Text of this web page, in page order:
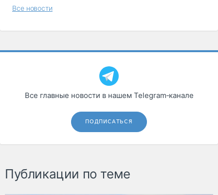
Все новости
Все главные новости в нашем Telegram‑канале
ПОДПИСАТЬСЯ
Публикации по теме